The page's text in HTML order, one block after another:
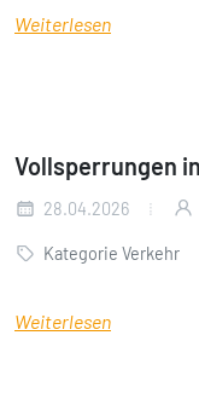
Weiterlesen
Vollsperrungen
28.04.2026
Kategorie Verkehr
Weiterlesen